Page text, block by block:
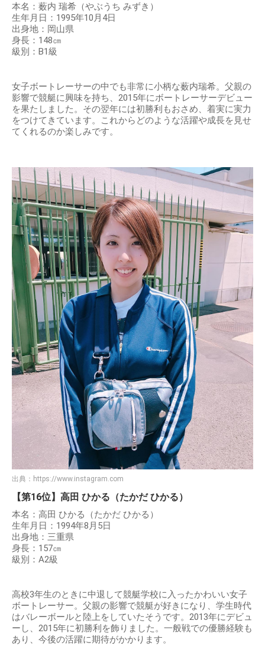
本名：薮内 瑞希（やぶうち みずき）
生年月日：1995年10月4日
出身地：岡山県
身長：148㎝
級別：B1級
女子ボートレーサーの中でも非常に小柄な薮内瑞希。父親の
影響で競艇に興味を持ち、2015年にボートレーサーデビュー
を果たしました。その翌年には初勝利もおさめ、着実に実力
をつけてきています。これからどのような活躍や成長を見せ
てくれるのか楽しみです。
出典： https://www.instagram.com
【第16位】高田 ひかる（たかだ ひかる）
本名：高田 ひかる（たかだ ひかる）
生年月日：1994年8月5日
出身地：三重県
身長：157㎝
級別：A2級
高校3年生のときに中退して競艇学校に入ったかわいい女子
ボートレーサー。父親の影響で競艇が好きになり、学生時代
はバレーボールと陸上をしていたそうです。2013年にデビュ
ーし、2015年に初勝利を飾りました。一般戦での優勝経験も
あり、今後の活躍に期待がかかります。